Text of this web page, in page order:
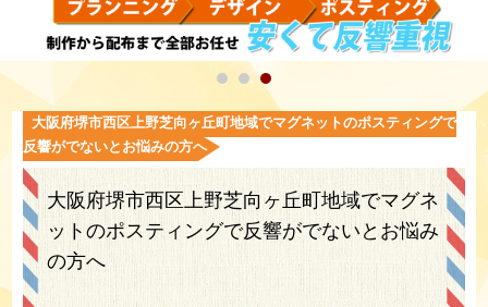
大阪府堺市西区上野芝向ヶ丘町地域でマグネットのポスティングで
反響がでないとお悩みの方へ
大阪府堺市西区上野芝向ヶ丘町地域でマグネ
ットのポスティングで反響がでないとお悩み
の方へ